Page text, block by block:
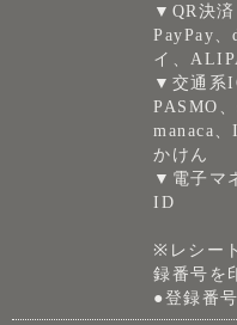
▼QR決済
PayPay
イ、
▼交通系
PASMO
manaca
かけん
▼電子マ
ID
※レシー
録番号を
●登録番